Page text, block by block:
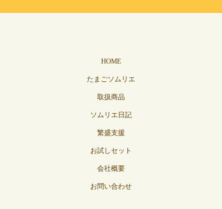
HOME
たまごソムリエ
取扱商品
ソムリエ日記
繁盛支援
お試しセット
会社概要
お問い合わせ